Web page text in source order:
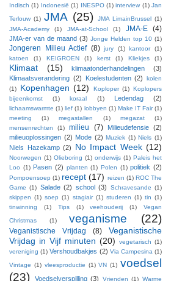
Indisch (1) Indonesië (1) INESPO (1) interview (1) Jan
Terlouw (1) JMA (25) JMA LimainBrussel (1)
JMA-Academy
(1) JMA-at-School (1) JMA-E (4)
JMA-er van de maand (3) Jonge Helden top 10 (1)
Jongeren Milieu Actief (8) jury (1) kantoor (1)
katoen
(1) KEIGROEN (1) kerst (1) Kliekjes (1)
Klimaat (15) klimaatonderhandelingen
(3)
Klimaatsverandering (2) Koelestudenten (2)
kolen
(1)
Kopenhagen (12) Koploper (1) Koplopers
bijeenkomst
(1) koraal (1) Ledendag (2)
lichaamswarmte (1) lief (1) lobbyen (1) Make IT Fair (1)
meeting
(1) megastallen (1) megazat
(1)
mensenrechten
(1) milieu (7) Milieudefensie
(2)
milieuoplossingen (2) Mode (2) Muziek (1) Niels (1)
Niels Hazekamp (2) No Impact Week (12)
Noorwegen (1) Olieboring (1) onderwijs (1) Paleis het
Loo (1) Pasen (2) planten (1) Polen (1) politiek (2)
Pompoensoep (1) recept (17) reizen (1) ROC The
Game (1) Salade (2) school (3) Schravesande (1)
skippen (1) soep (1) stagiair (1) studeren (1) tin (1)
tinwinning
(1) Tips (1) veehouderij (1)
Vegan
Christmas
(1) veganisme (22)
Veganistische Vrijdag (8)
Veganistische
Vrijdag in Vijf minuten (20) vegetarisch (1)
vereniging (1) Vershoudbakjes (2) Via Campesina (1)
Vintage (1) vleesproductie (1) VN (1) voedsel
(23)
Voedselverspilling (3) Vrienden (1) Warme